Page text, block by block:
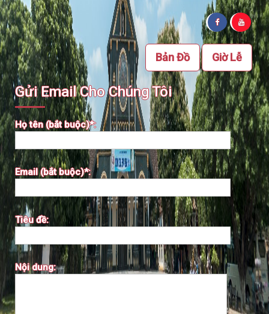
cho:
Giờ Lễ
Bản Đồ
Gửi Email Cho Chúng Tôi
Họ tên (bắt buộc)*:
Email (bắt buộc)*:
Tiêu đề:
Nội dung: